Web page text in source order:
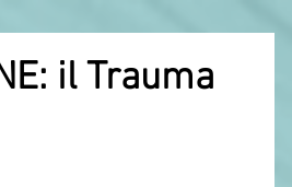
il Trauma